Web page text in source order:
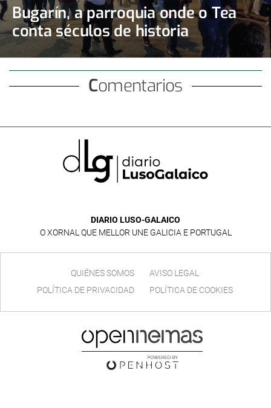
Bugarín, a parroquia onde o Tea
conta séculos de historia
Comentarios
DIARIO LUSO-GALAICO
O XORNAL QUE MELLOR UNE GALICIA E PORTUGAL
QUIÉNES SOMOS
AVISO LEGAL
POLÍTICA DE PRIVACIDAD
POLÍTICA DE COOKIES